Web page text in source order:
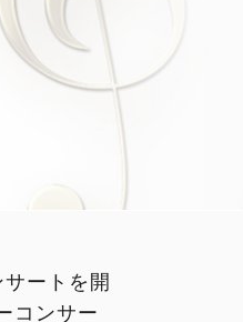
ートを開
コンサー